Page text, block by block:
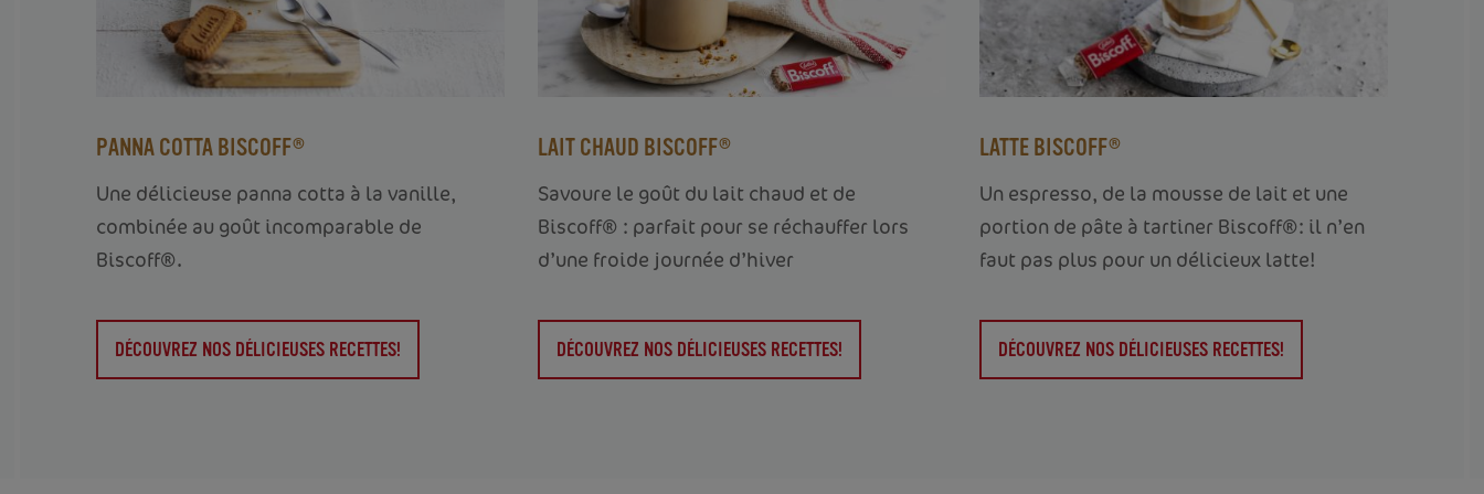
PANNA COTTA BISCOFF®
Une délicieuse panna cotta à la vanille,
combinée au goût incomparable de
Biscoff®.
DÉCOUVREZ NOS DÉLICIEUSES RECETTES!
LAIT CHAUD BISCOFF®
Savoure le goût du lait chaud et de
Biscoff® : parfait pour se réchauffer lors
d’une froide journée d’hiver
DÉCOUVREZ NOS DÉLICIEUSES RECETTES!
LATTE BISCOFF®
Un espresso, de la mousse de lait et une
portion de pâte à tartiner Biscoff®: il n’en
faut pas plus pour un délicieux latte!
DÉCOUVREZ NOS DÉLICIEUSES RECETTES!